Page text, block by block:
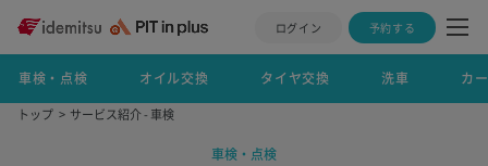
ログイン 予約する
車検・点検 オイル交換 タイヤ交換 洗車 カ
トップ サービス紹介 - 車検
車検・点検